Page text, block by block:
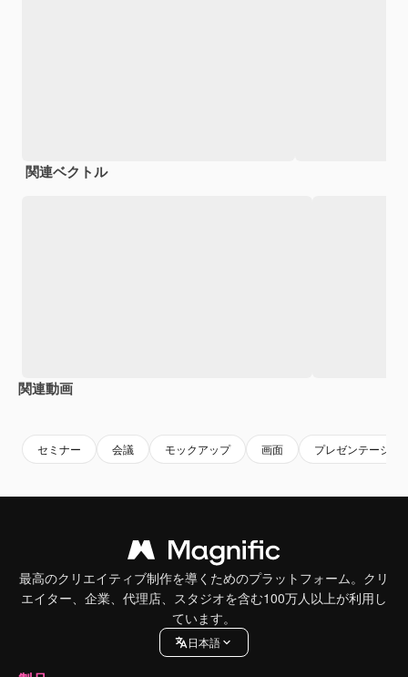
関連ベクトル
関連動画
セミナー 会議 モックアップ 画面 プレゼンテーショ
最高のクリエイティブ制作を導くためのプラットフォーム。クリ
エイター、企業、代理店、スタジオを含む100万人以上が利用し
ています。
日本語